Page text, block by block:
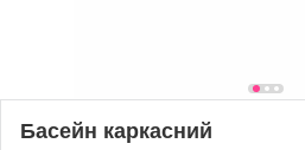
Басейн каркасний